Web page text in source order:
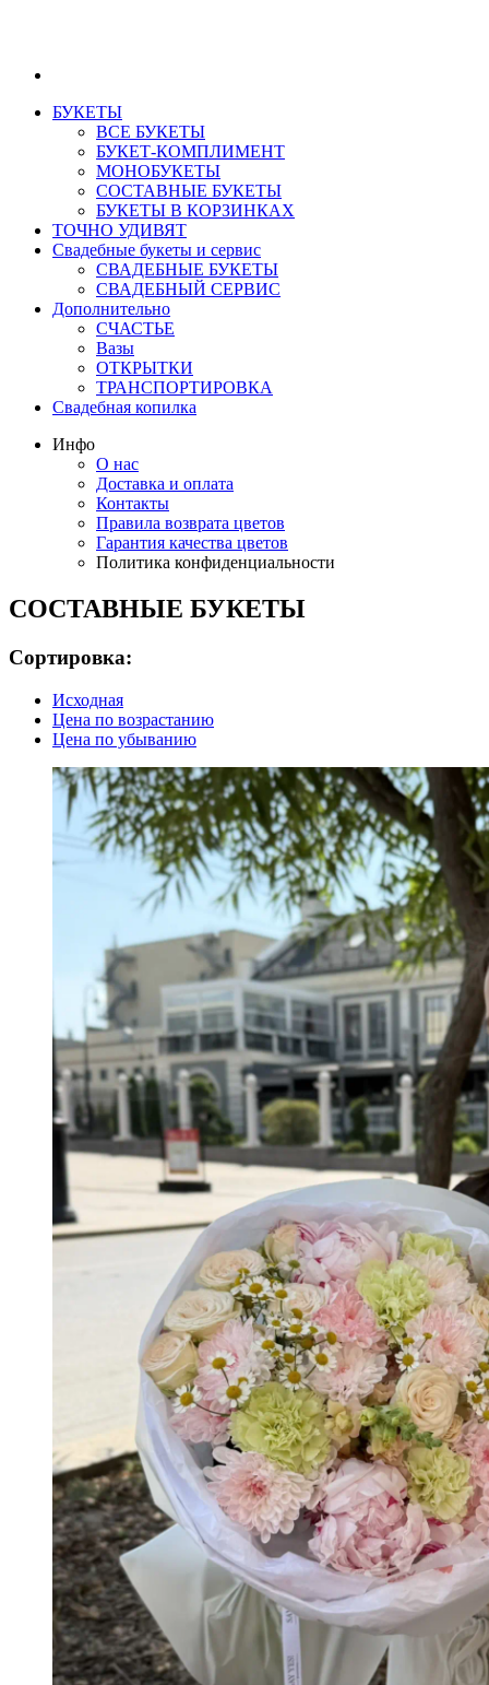
БУКЕТЫ
ВСЕ БУКЕТЫ
БУКЕТ-КОМПЛИМЕНТ
МОНОБУКЕТЫ
СОСТАВНЫЕ БУКЕТЫ
БУКЕТЫ В КОРЗИНКАХ
ТОЧНО УДИВЯТ
Свадебные букеты и сервис
СВАДЕБНЫЕ БУКЕТЫ
СВАДЕБНЫЙ СЕРВИС
Дополнительно
СЧАСТЬЕ
Вазы
ОТКРЫТКИ
ТРАНСПОРТИРОВКА
Свадебная копилка
Инфо
О нас
Доставка и оплата
Контакты
Правила возврата цветов
Гарантия качества цветов
Политика конфиденциальности
СОСТАВНЫЕ БУКЕТЫ
Сортировка:
Исходная
Цена по возрастанию
Цена по убыванию